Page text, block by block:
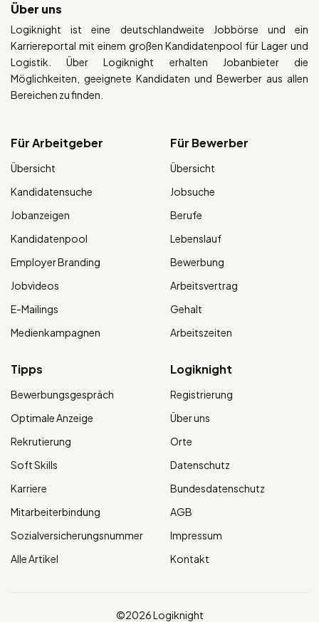
Über uns
Logiknight ist eine deutschlandweite Jobbörse und ein
Karriereportal mit einem großen Kandidatenpool für Lager und
Logistik. Über Logiknight erhalten Jobanbieter die
Möglichkeiten, geeignete Kandidaten und Bewerber aus allen
Bereichen zu finden.
Für Arbeitgeber
Übersicht
Kandidatensuche
Jobanzeigen
Kandidatenpool
Employer Branding
Jobvideos
E-Mailings
Medienkampagnen
Für Bewerber
Übersicht
Jobsuche
Berufe
Lebenslauf
Bewerbung
Arbeitsvertrag
Gehalt
Arbeitszeiten
Tipps
Bewerbungsgespräch
Optimale Anzeige
Rekrutierung
Soft Skills
Karriere
Mitarbeiterbindung
Sozialversicherungsnummer
Alle Artikel
Logiknight
Registrierung
Über uns
Orte
Datenschutz
Bundesdatenschutz
AGB
Impressum
Kontakt
©2026 Logiknight